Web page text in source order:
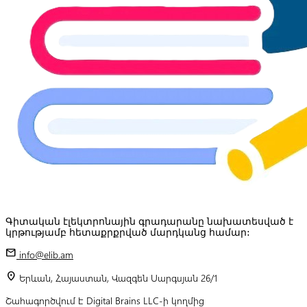
Գիտական էլեկտրոնային գրադարանը նախատեսված է
կրթությամբ հետաքրքրված մարդկանց համար:
mail info@elib.am
location_on Երևան, Հայաստան, Վազգեն Սարգսյան 26/1
Շահագործվում է Digital Brains LLC-ի կողմից